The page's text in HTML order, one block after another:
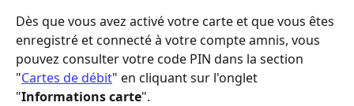
Dès que vous avez activé votre carte et que vous êtes
enregistré et connecté à votre compte amnis, vous
pouvez consulter votre code PIN dans la section
"Cartes de débit" en cliquant sur l'onglet
"Informations carte".